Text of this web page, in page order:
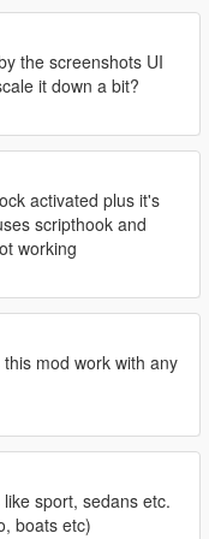
releases)
Вашей
Вы находитесь в
Sports,
в меню
the screenshots UI
it down a bit?
activated plus it's
scripthook and
working
mod work with any
sport, sedans etc.
boats etc)